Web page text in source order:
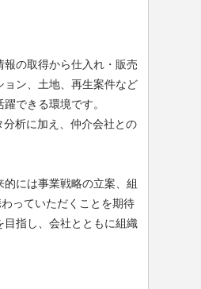
の取得から仕入れ・販売
ョン、土地、再生案件など
できる環境です。
析に加え、仲介会社との
には事業戦略の立案、組
っていただくことを期待
目指し、会社とともに組織